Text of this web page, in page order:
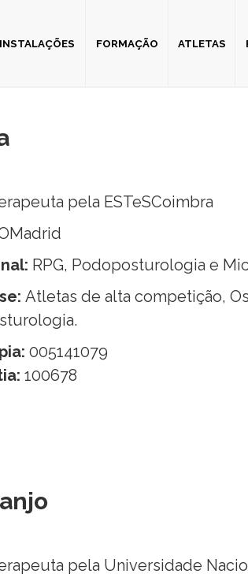
INSTALAÇÕES FORMAÇÃO ATLETAS
pela ESTeSCoimbra
RPG, Podoposturologia e
Atletas de alta competição,
005141079
100678
pela Universidade